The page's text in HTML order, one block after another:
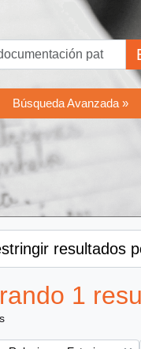
Búsqueda Avanzada »
resultados
1